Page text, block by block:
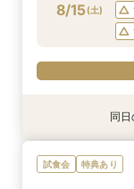
8/15(土)
【
比
特典あり
組
見
特典あり
花
ガ
特典あり
＼
1万
特典あり
2
き
特典あり
【
同日
試食会 特典あり